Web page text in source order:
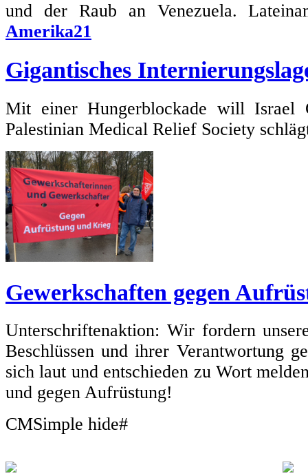
und der Raub an Venezuela.
Amerika21
Gigantisches
Mit einer Hungerblockade will Israel
Palestinian Medical Relief Society
Gewerkschaften gegen
Unterschriftenaktion: Wir fordern
Beschlüssen und ihrer Verantwortung
sich laut und entschieden zu Wort
und gegen Aufrüstung!
CMSimple hide#